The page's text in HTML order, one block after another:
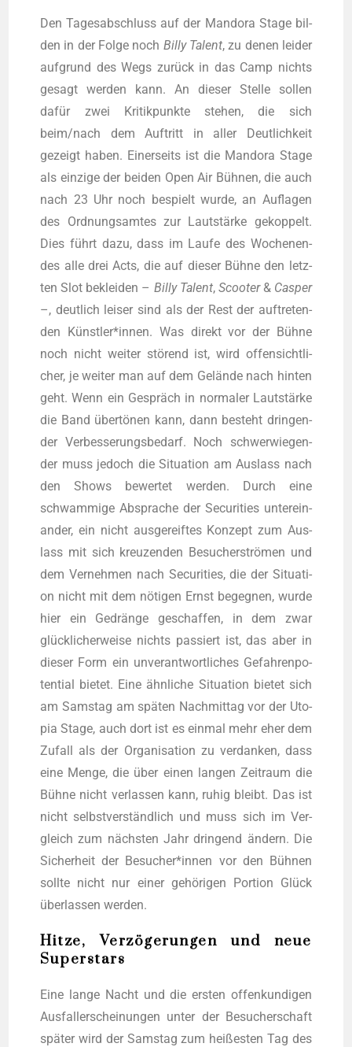
Den Tages­ab­schluss auf der Man­do­ra Stage bil­
den in der Fol­ge noch Bil­ly Talent, zu denen lei­der
auf­grund des Wegs zurück in das Camp nichts
gesagt wer­den kann. An die­ser Stel­le sol­len
dafür zwei Kri­tik­punk­te ste­hen, die sich
beim/nach dem Auf­tritt in aller Deut­lich­keit
gezeigt haben. Einer­seits ist die Man­do­ra Stage
als ein­zi­ge der bei­den Open Air Büh­nen, die auch
nach 23 Uhr noch bespielt wur­de, an Auf­la­gen
des Ord­nungs­am­tes zur Laut­stär­ke gekop­pelt.
Dies führt dazu, dass im Lau­fe des Wochen­en­
des alle drei Acts, die auf die­ser Büh­ne den letz­
ten Slot beklei­den – Bil­ly Talent, Scoo­ter& Cas­per
–, deut­lich lei­ser sind als der Rest der auf­tre­ten­
den Künstler*innen. Was direkt vor der Büh­ne
noch nicht wei­ter stö­rend ist, wird offen­sicht­li­
cher, je wei­ter man auf dem Gelän­de nach hin­ten
geht. Wenn ein Gespräch in nor­ma­ler Laut­stär­ke
die Band über­tö­nen kann, dann besteht drin­gen­
der Ver­bes­se­rungs­be­darf. Noch schwer­wie­gen­
der muss jedoch die Situa­ti­on am Aus­lass nach
den Shows bewer­tet wer­den. Durch eine
schwam­mi­ge Abspra­che der Secu­ri­ties unter­ein­
an­der, ein nicht aus­ge­reif­tes Kon­zept zum Aus­
lass mit sich kreu­zen­den Besu­cher­strö­men und
dem Ver­neh­men nach Secu­ri­ties, die der Situa­ti­
on nicht mit dem nöti­gen Ernst begeg­nen, wur­de
hier ein Gedrän­ge geschaf­fen, in dem zwar
glück­li­cher­wei­se nichts pas­siert ist, das aber in
die­ser Form ein unver­ant­wort­li­ches Gefah­ren­po­
ten­ti­al bie­tet. Eine ähn­li­che Situa­ti­on bie­tet sich
am Sams­tag am spä­ten Nach­mit­tag vor der Uto­
pia Stage, auch dort ist es ein­mal mehr eher dem
Zufall als der Orga­ni­sa­ti­on zu ver­dan­ken, dass
eine Men­ge, die über einen lan­gen Zeit­raum die
Büh­ne nicht ver­las­sen kann, ruhig bleibt. Das ist
nicht selbst­ver­ständ­lich und muss sich im Ver­
gleich zum nächs­ten Jahr drin­gend ändern. Die
Sicher­heit der Besucher*innen vor den Büh­nen
soll­te nicht nur einer gehö­ri­gen Por­ti­on Glück
über­las­sen werden.
Hitze, Verzögerungen und neue
Superstars
Eine lan­ge Nacht und die ers­ten offen­kun­di­gen
Aus­fall­erschei­nun­gen unter der Besu­cher­schaft
spä­ter wird der Sams­tag zum hei­ßes­ten Tag des